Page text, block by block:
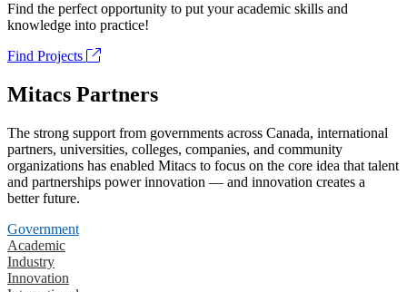
Find the perfect opportunity to put your academic skills and
knowledge into practice!
Find Projects
Mitacs Partners
The strong support from governments across Canada, international
partners, universities, colleges, companies, and community
organizations has enabled Mitacs to focus on the core idea that talent
and partnerships power innovation — and innovation creates a
better future.
Government
Academic
Industry
Innovation